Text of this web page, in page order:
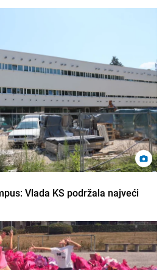
Vlada KS podržala najveći